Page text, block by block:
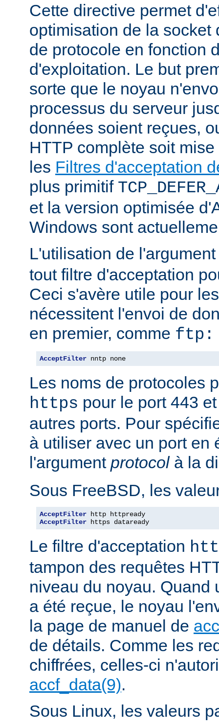
Cette directive permet
optimisation de la socket
de protocole en fonction
d'exploitation. Le but
sorte que le noyau
processus du serveur
données soient reçues,
HTTP complète soit
les Filtres d'acceptation
plus primitif
et la version optimisée
Windows sont
L'utilisation de
tout filtre d'acceptation
Ceci s'avère utile pour
nécessitent l'envoi de
en premier, comme ftp:
AcceptFilter nntp none
Les noms de protocoles
https pour le port 443
autres ports. Pour
à utiliser avec un port en
l'argument protocolà la
Sous FreeBSD, les
AcceptFilter
AcceptFilter https dataready
Le filtre d'acceptation
tampon des requêtes
niveau du noyau. Quand
a été reçue, le noyau
la page de manuel de
de détails. Comme les
chiffrées, celles-ci
accf_data(9).
Sous Linux, les valeurs